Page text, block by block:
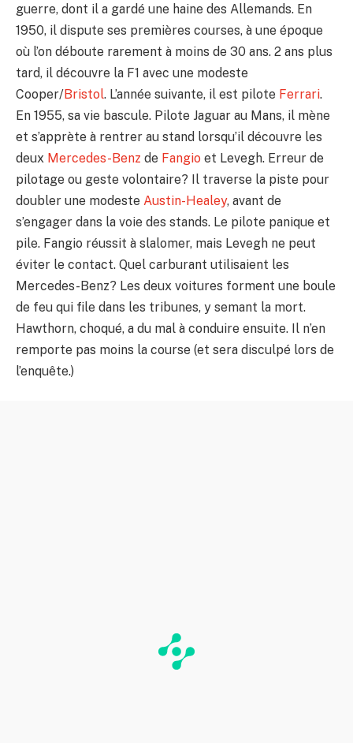
guerre, dont il a gardé une haine des Allemands. En
1950, il dispute ses premières courses, à une époque
où l’on déboute rarement à moins de 30 ans. 2 ans plus
tard, il découvre la F1 avec une modeste
Cooper/Bristol. L’année suivante, il est pilote Ferrari.
En 1955, sa vie bascule. Pilote Jaguar au Mans, il mène
et s’apprète à rentrer au stand lorsqu’il découvre les
deux Mercedes-Benz de Fangio et Levegh. Erreur de
pilotage ou geste volontaire? Il traverse la piste pour
doubler une modeste Austin-Healey, avant de
s’engager dans la voie des stands. Le pilote panique et
pile. Fangio réussit à slalomer, mais Levegh ne peut
éviter le contact. Quel carburant utilisaient les
Mercedes-Benz? Les deux voitures forment une boule
de feu qui file dans les tribunes, y semant la mort.
Hawthorn, choqué, a du mal à conduire ensuite. Il n’en
remporte pas moins la course (et sera disculpé lors de
l’enquête.)